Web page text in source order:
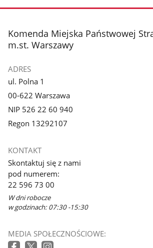
zdjęcie
galerii.
zdjęcie
galerii.
stopka
Komenda Miejska Państwowej
m.st. Warszawy
ADRES
ul. Polna 1
00-622 Warszawa
NIP 526 22 60 940
Regon 13292107
KONTAKT
Skontaktuj się z nami
pod numerem:
22 596 73 00
W dni robocze
w godzinach: 07:30 -15:30
MEDIA SPOŁECZNOŚCIOWE: